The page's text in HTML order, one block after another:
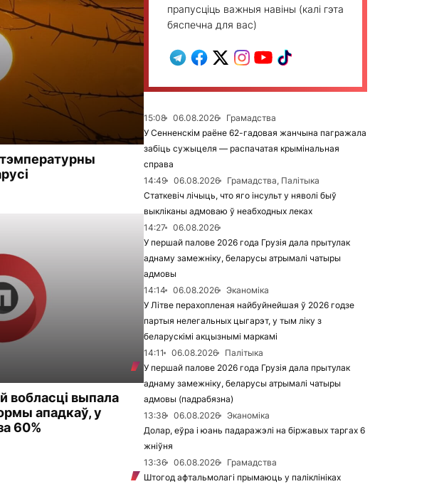
вобласці выпала
ападкаў, у
60%
прапусціць важныя навіны (калі гэта
бяспечна для вас)
15:08 06.08.2026
Грамадства
У Сенненскім раёне 62-гадовая жанчына пагражала
забіць сужыцеля — распачатая крымінальная
справа
14:49
06.08.2026
Грамадства, Палітыка
Статкевіч лічыць, что яго інсульт у няволі быў
выкліканы адмоваю ў неабходных леках
14:27
06.08.2026
У першай палове 2026 года Грузія дала прытулак
аднаму замежніку, беларусы атрымалі чатыры
адмовы
14:14
06.08.2026
Эканоміка
У Літве перахопленая найбуйнейшая ў 2026 годзе
партыя нелегальных цыгарэт, у тым ліку з
беларускімі акцызнымі маркамі
14:11
06.08.2026
Палітыка
У першай палове 2026 года Грузія дала прытулак
аднаму замежніку, беларусы атрымалі чатыры
адмовы (падрабязна)
13:38
06.08.2026
Эканоміка
Долар, еўра і юань падаражэлі на біржавых таргах 6
жніўня
13:36
06.08.2026
Грамадства
Штогод афтальмолагі прымаюць у паліклініках